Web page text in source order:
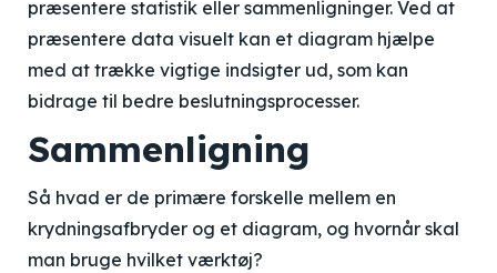
præsentere statistik eller sammenligninger. Ved at
præsentere data visuelt kan et diagram hjælpe
med at trække vigtige indsigter ud, som kan
bidrage til bedre beslutningsprocesser.
Sammenligning
Så hvad er de primære forskelle mellem en
krydningsafbryder og et diagram, og hvornår skal
man bruge hvilket værktøj?